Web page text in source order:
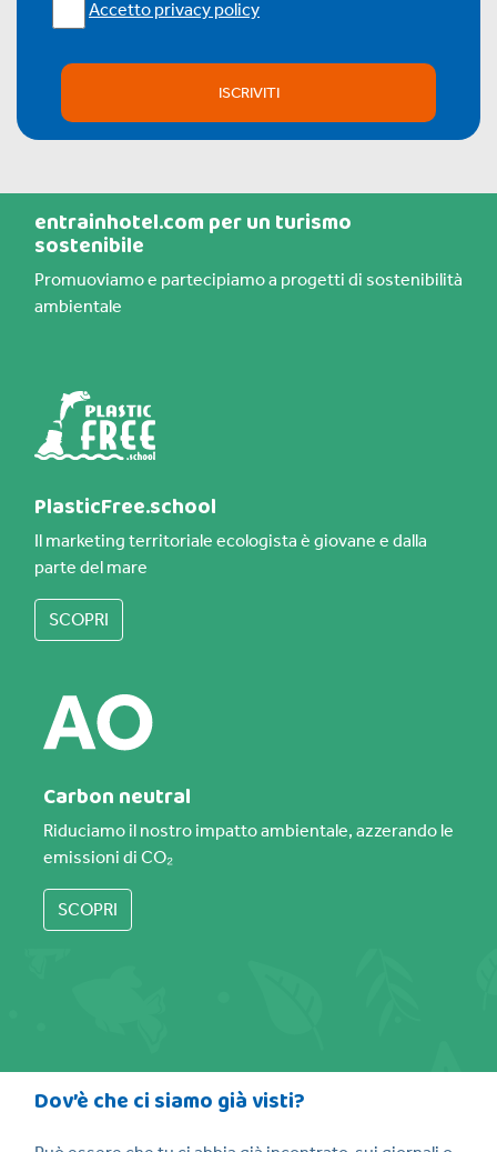
Accetto privacy policy
ISCRIVITI
entrainhotel.com per un turismo
sostenibile
Promuoviamo e partecipiamo a progetti di sostenibilità
ambientale
PlasticFree.school
Il marketing territoriale ecologista è giovane e dalla
parte del mare
SCOPRI
Carbon neutral
Riduciamo il nostro impatto ambientale, azzerando le
emissioni di CO₂
SCOPRI
Dov’è che ci siamo già visti?